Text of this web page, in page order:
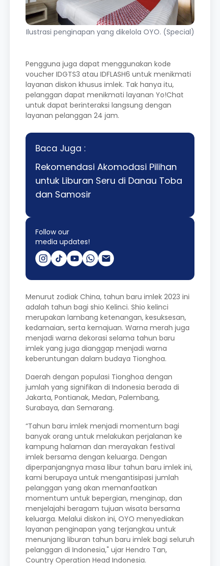
Ilustrasi penginapan yang dikelola OYO. (Special)
Pengguna juga dapat menggunakan kode
voucher IDGTS3 atau IDFLASH6 untuk menikmati
layanan diskon khusus imlek. Tak hanya itu,
pelanggan dapat menikmati layanan Yo!Chat
untuk dapat berinteraksi langsung dengan
layanan pelanggan 24 jam.
Baca Juga :
Rekomendasi Akomodasi Pilihan
untuk Liburan Seru di Danau Toba
dan Samosir
Follow our
media updates!
Menurut zodiak China, tahun baru imlek 2023 ini
adalah tahun bagi shio Kelinci. Shio kelinci
merupakan lambang ketenangan, kesuksesan,
kedamaian, serta kemajuan. Warna merah juga
menjadi warna dekorasi selama tahun baru
imlek yang juga dianggap menjadi warna
keberuntungan dalam budaya Tionghoa.
Daerah dengan populasi Tionghoa dengan
jumlah yang signifikan di Indonesia berada di
Jakarta, Pontianak, Medan, Palembang,
Surabaya, dan Semarang.
“Tahun baru imlek menjadi momentum bagi
banyak orang untuk melakukan perjalanan ke
kampung halaman dan merayakan festival
imlek bersama dengan keluarga. Dengan
diperpanjangnya masa libur tahun baru imlek ini,
kami berupaya untuk mengantisipasi jumlah
pelanggan yang akan memanfaatkan
momentum untuk bepergian, menginap, dan
menjelajahi beragam tujuan wisata bersama
keluarga. Melalui diskon ini, OYO menyediakan
layanan penginapan yang terjangkau untuk
menunjang liburan tahun baru imlek bagi seluruh
pelanggan di Indonesia," ujar Hendro Tan,
Country Operation Head Indonesia.